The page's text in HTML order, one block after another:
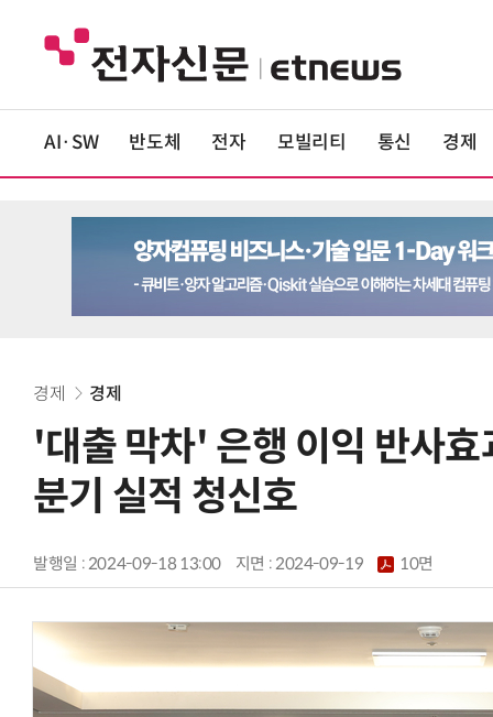
AI·SW 반도체 전자 모빌리티 통신 경제
경제 경제
'대출 막차' 은행 이익 반사
분기 실적 청신호
발행일 : 2024-09-18 13:00 지면 :2024-09-19 10면